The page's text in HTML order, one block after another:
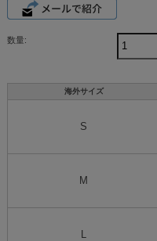
数量:
海外サイズ
S
M